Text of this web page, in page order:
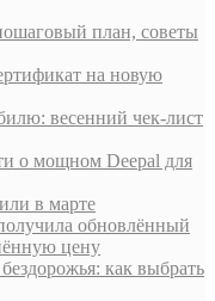
план, советы
на новую
весенний чек-лист
о мощном Deepal для
в марте
обновлённый
цену
как выбрать